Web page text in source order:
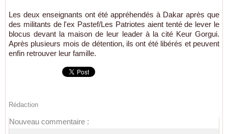
Les deux enseignants ont été appréhendés à Dakar après que
des militants de l'ex Pastef/Les Patriotes aient tenté de lever le
blocus devant la maison de leur leader à la cité Keur Gorgui.
Après plusieurs mois de détention, ils ont été libérés et peuvent
enfin retrouver leur famille.
Rédaction
Nouveau commentaire :